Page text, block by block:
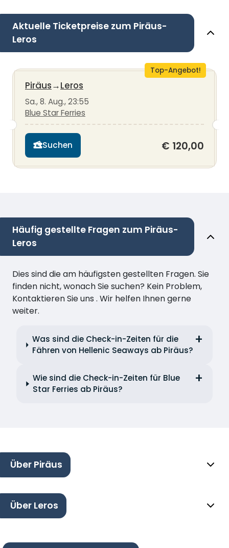
Aktuelle Ticketpreise zum Piräus-
Leros
Top-Angebot!
Piräus→Leros
Sa., 8. Aug., 23:55
Blue Star Ferries
Suchen € 120,00
Häufig gestellte Fragen zum Piräus-
Leros
Dies sind die am häufigsten gestellten Fragen. Sie
finden nicht, wonach Sie suchen? Kein Problem,
Kontaktieren Sie uns . Wir helfen Ihnen gerne
weiter.
Was sind die Check-in-Zeiten für die
Fähren von Hellenic Seaways ab Piräus?
Wie sind die Check-in-Zeiten für Blue
Star Ferries ab Piräus?
Über Piräus
Über Leros